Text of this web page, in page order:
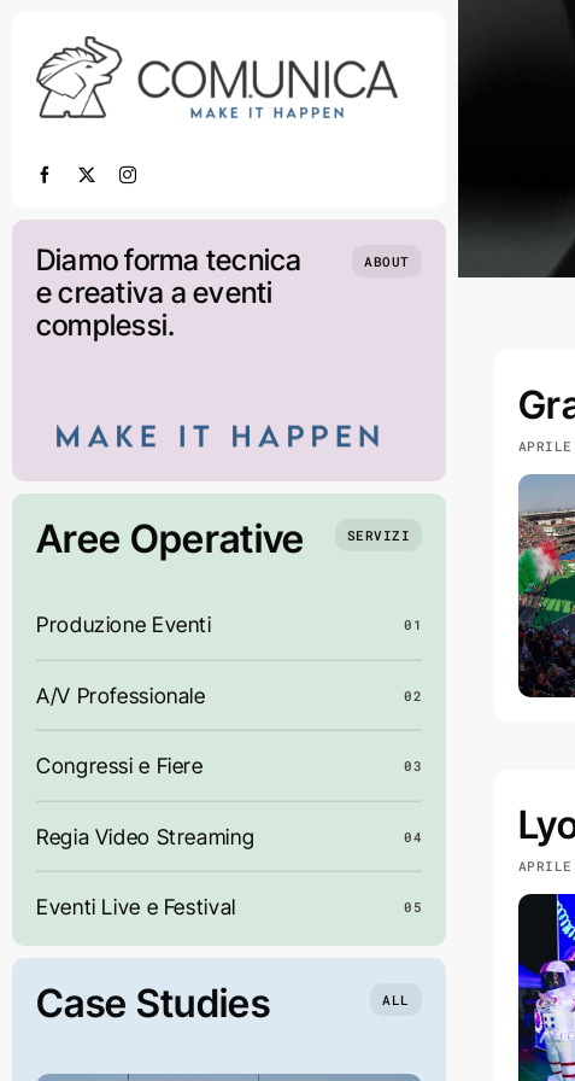
contenuto
Diamo forma tecnica
e creativa a eventi
complessi.
ABOUT
Aree Operative SERVIZI
Produzione Eventi 01
A/V Professionale 02
Congressi e Fiere 03
Regia Video Streaming 04
Eventi Live e Festival 05
Case Studies ALL